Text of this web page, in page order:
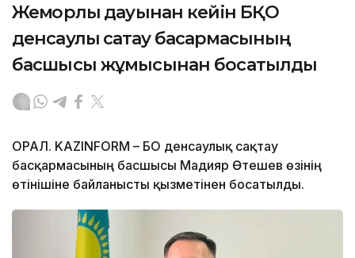
Жемқорлық дауынан кейін БҚО
денсаулық сақтау басқармасының
басшысы жұмысынан босатылды
ОРАЛ. KAZINFORM – БҚО денсаулық сақтау
басқармасының басшысы Мадияр Өтешев өзінің
өтінішіне байланысты қызметінен босатылды.